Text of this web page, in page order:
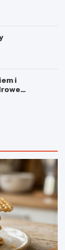
i